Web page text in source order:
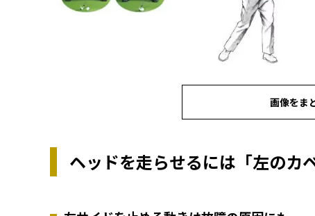
画像をま
ヘッドを走らせるには「左のカ